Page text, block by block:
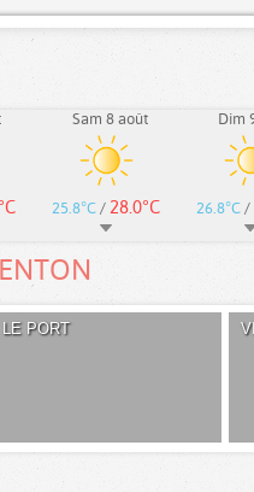
Sam 8 août
25.8°C / 28.0°C
Dim
26.8°C /
LE PORT